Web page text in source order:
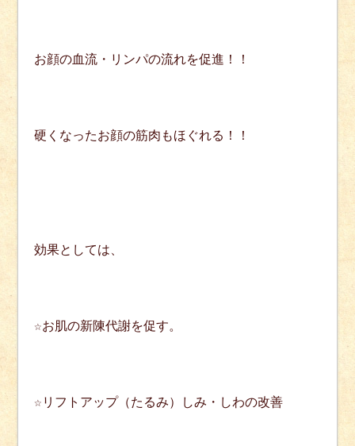
お顔の血流・リンパの流れを促進！！
硬くなったお顔の筋肉もほぐれる！！
効果としては、
☆お肌の新陳代謝を促す。
☆リフトアップ（たるみ）しみ・しわの改善